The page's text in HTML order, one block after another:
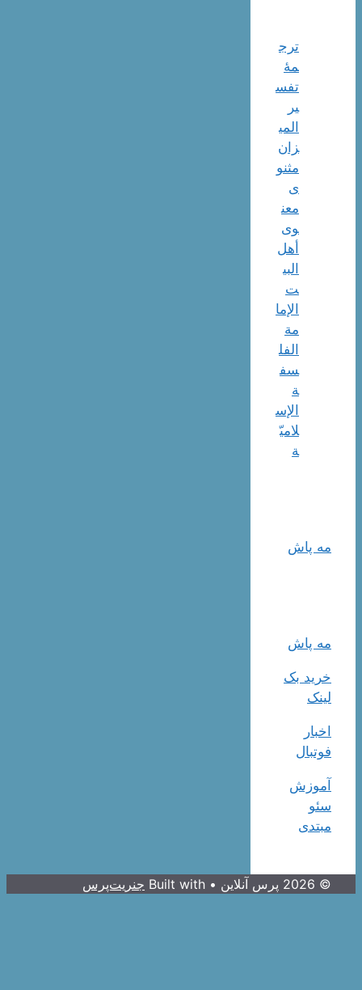
ترج
مۀ
تفس
یر
المی
زان
مثنو
ی
معن
وی
أهل
البي
ت
الإما
مة
الفل
سف
ة
الإس
لاميّ
ة
مه پاش
مه پاش
خرید بک
لینک
اخبار
فوتبال
آموزش
سئو
مبتدی
© 2026 پرس آنلاین • Built with جنریت‌پرس